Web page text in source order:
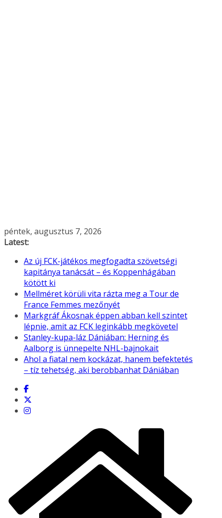
Skip
to
péntek, augusztus 7, 2026
Latest:
Az új FCK-játékos megfogadta szövetségi
kapitánya tanácsát – és Koppenhágában
kötött ki
Mellméret körüli vita rázta meg a Tour de
France Femmes mezőnyét
Markgráf Ákosnak éppen abban kell szintet
lépnie, amit az FCK leginkább megkövetel
Stanley-kupa-láz Dániában: Herning és
Aalborg is ünnepelte NHL-bajnokait
Ahol a fiatal nem kockázat, hanem befektetés
– tíz tehetség, aki berobbanhat Dániában